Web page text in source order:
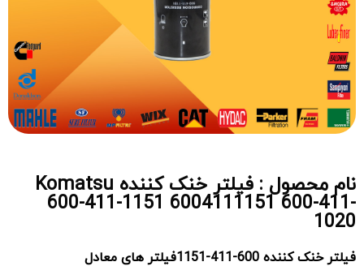
نام محصول : فیلتر خنک کننده Komatsu
600-411-1151 6004111151 600-411-
1020
فیلتر خنک کننده 600-411-1151فیلتر های معادل